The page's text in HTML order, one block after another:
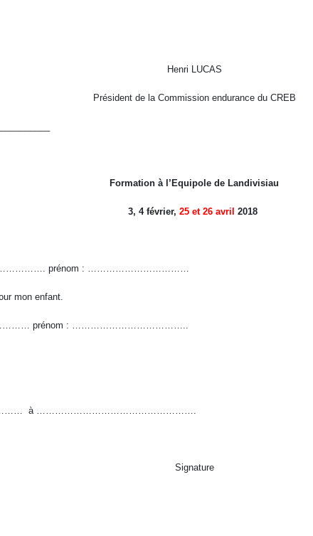
Henri LUCAS
Président de la Commission endurance du CREB
Formation à l’Equipole de Landivisiau
3, 4 février, 25 et 26 avril 2018
prénom : ……………………………
mon enfant.
prénom : ………………………………..
à …………………………………………….
Signature